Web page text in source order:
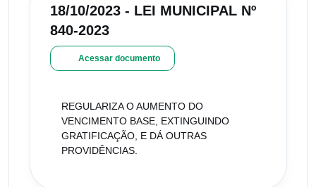
18/10/2023 - LEI MUNICIPAL Nº
840-2023
Acessar documento
REGULARIZA O AUMENTO DO
VENCIMENTO BASE, EXTINGUINDO
GRATIFICAÇÃO, E DÁ OUTRAS
PROVIDÊNCIAS.